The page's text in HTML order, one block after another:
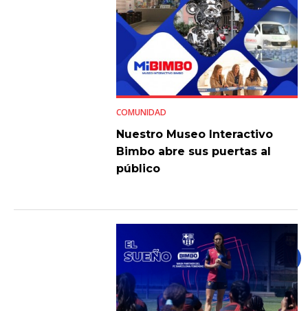
COMUNIDAD
Nuestro Museo Interactivo
Bimbo abre sus puertas al
público